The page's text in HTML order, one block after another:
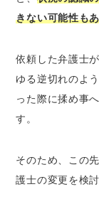
きない可能性も
依頼した弁護士
ゆる逆切れのよ
った際に揉め事
す。
そのため、この
護士の変更を検